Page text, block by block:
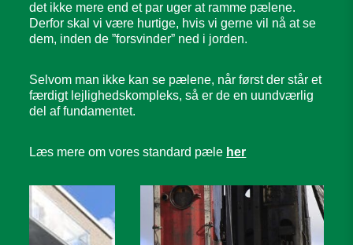
det ikke mere end et par uger at ramme pælene.
Derfor skal vi være hurtige, hvis vi gerne vil nå at se
dem, inden de ”forsvinder” ned i jorden.
Selvom man ikke kan se pælene, når først der står et
færdigt lejlighedskompleks, så er de en uundværlig
del af fundamentet.
Læs mere om vores standard pæle her